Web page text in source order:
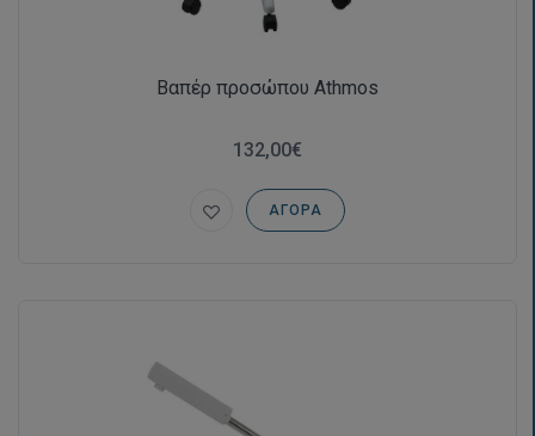
Βαπέρ προσώπου Athmos
132,00€
ΑΓΟΡΆ